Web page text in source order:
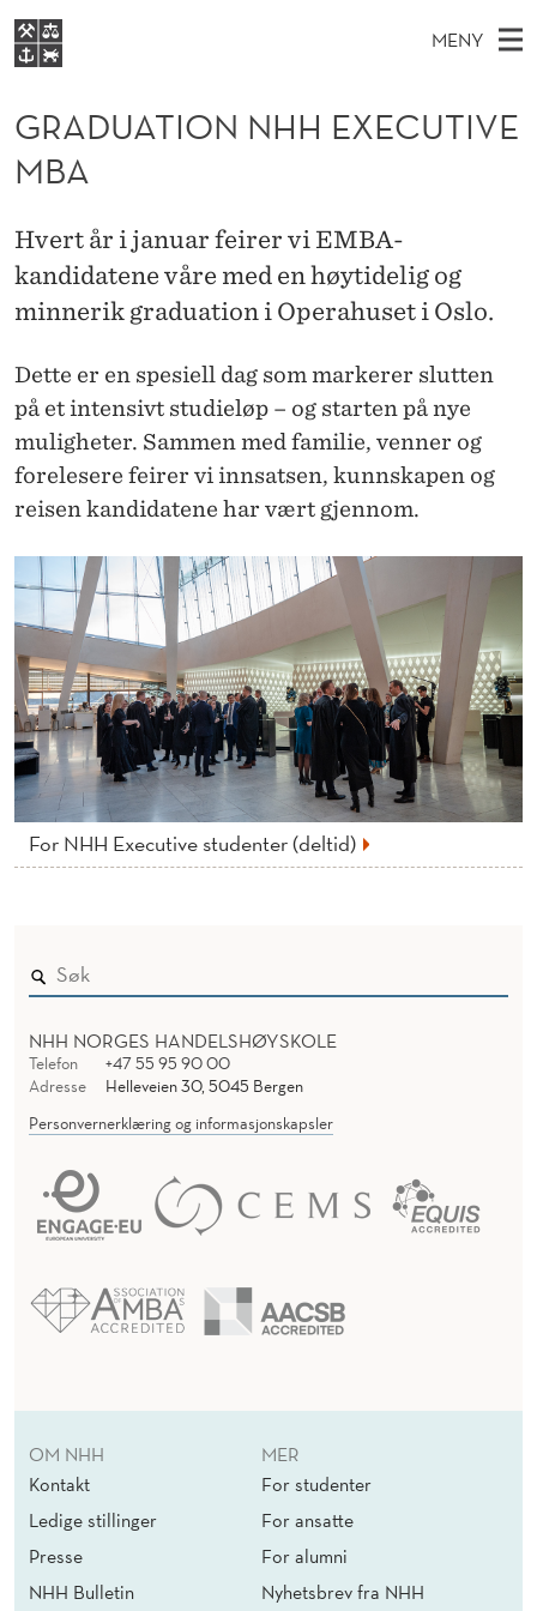
G
R
A
D
U
A
T
O
N
N
H
H
E
X
C
U
T
MENY
O
V
E
D
M
E
Y
VIDEREUTDANNING
BIBLIOTEKET
Ø
K
N
E
S
T
E
D
T
Studier
Forskning
Alumni
GRADUATION NHH EXECUTIVE
MBA
Hvert år i januar feirer vi EMBA-
kandidatene våre med en høytidelig og
minnerik graduation i Operahuset i Oslo.
Dette er en spesiell dag som markerer slutten
på et intensivt studieløp – og starten på nye
muligheter. Sammen med familie, venner og
forelesere feirer vi innsatsen, kunnskapen og
reisen kandidatene har vært gjennom.
For NHH Executive studenter (deltid)
NHH NORGES HANDELSHØYSKOLE
Telefon
+47 55 95 90 00
Adresse
Helleveien 30, 5045 Bergen
Personvernerklæring og informasjonskapsler
OM NHH
Kontakt
Ledige stillinger
Presse
NHH Bulletin
MER
For studenter
For ansatte
For alumni
Nyhetsbrev fra NHH